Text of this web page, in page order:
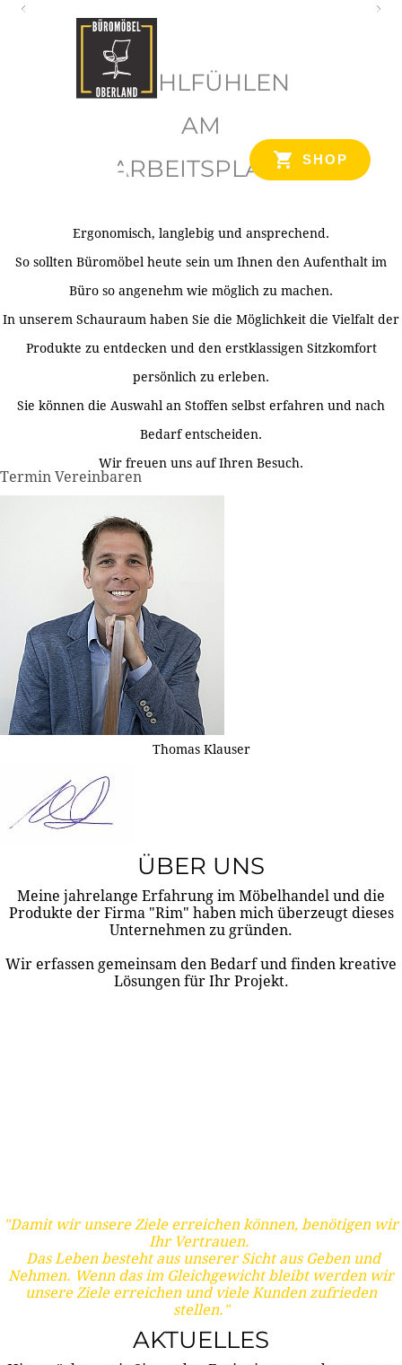
SHOP
WOHLFÜHLEN
AM
ARBEITSPLATZ
Ergonomisch, langlebig und ansprechend.
So sollten Büromöbel heute sein um Ihnen den Aufenthalt im
Büro so angenehm wie möglich zu machen.
In unserem Schauraum haben Sie die Möglichkeit die Vielfalt der
Produkte zu entdecken und den erstklassigen Sitzkomfort
persönlich zu erleben.
Sie können die Auswahl an Stoffen selbst erfahren und nach
Bedarf entscheiden.
Wir freuen uns auf Ihren Besuch.
Termin Vereinbaren
Thomas Klauser
ÜBER UNS
Meine jahrelange Erfahrung im Möbelhandel und die
Produkte der Firma "Rim" haben mich überzeugt dieses
Unternehmen zu gründen.
Wir erfassen gemeinsam den Bedarf und finden kreative
Lösungen für Ihr Projekt.
"Damit wir unsere Ziele erreichen können, benötigen wir
Ihr Vertrauen.
Das Leben besteht aus unserer Sicht aus Geben und
Nehmen. Wenn das im Gleichgewicht bleibt werden wir
unsere Ziele erreichen und viele Kunden zufrieden
stellen."
AKTUELLES